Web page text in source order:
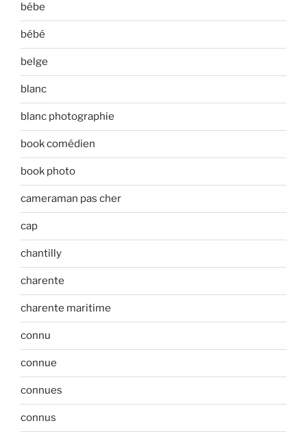
bébe
bébé
belge
blanc
blanc photographie
book comédien
book photo
cameraman pas cher
cap
chantilly
charente
charente maritime
connu
connue
connues
connus